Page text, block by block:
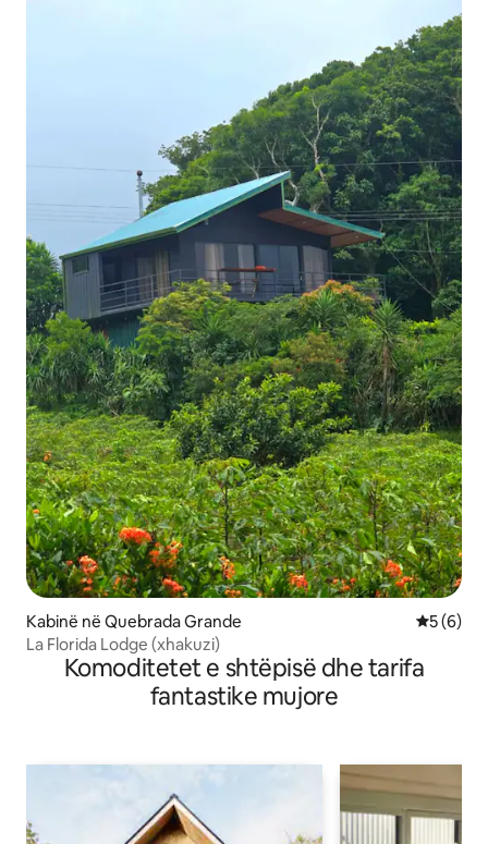
Kabinë në Quebrada Grande
5 (6)
La Florida Lodge (xhakuzi)
Komoditetet e shtëpisë dhe tarifa
fantastike mujore